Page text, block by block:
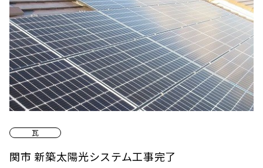
瓦
関市 新築太陽光システム工事完了